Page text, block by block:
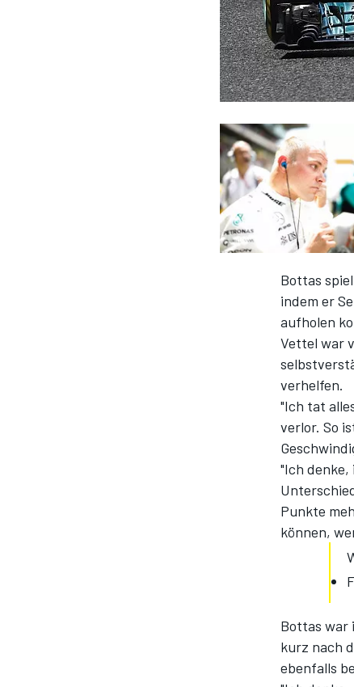
Bottas
indem er
aufholen
Vettel war
verhelfen.
"Ich tat
verlor. So
"Ich
Punkte
können,
Bottas war
kurz nach
ebenfalls